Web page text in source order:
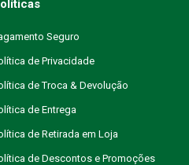
Seguro
de Privacidade
de Troca & Devolução
de Entrega
de Retirada em Loja
de Descontos e Promoções